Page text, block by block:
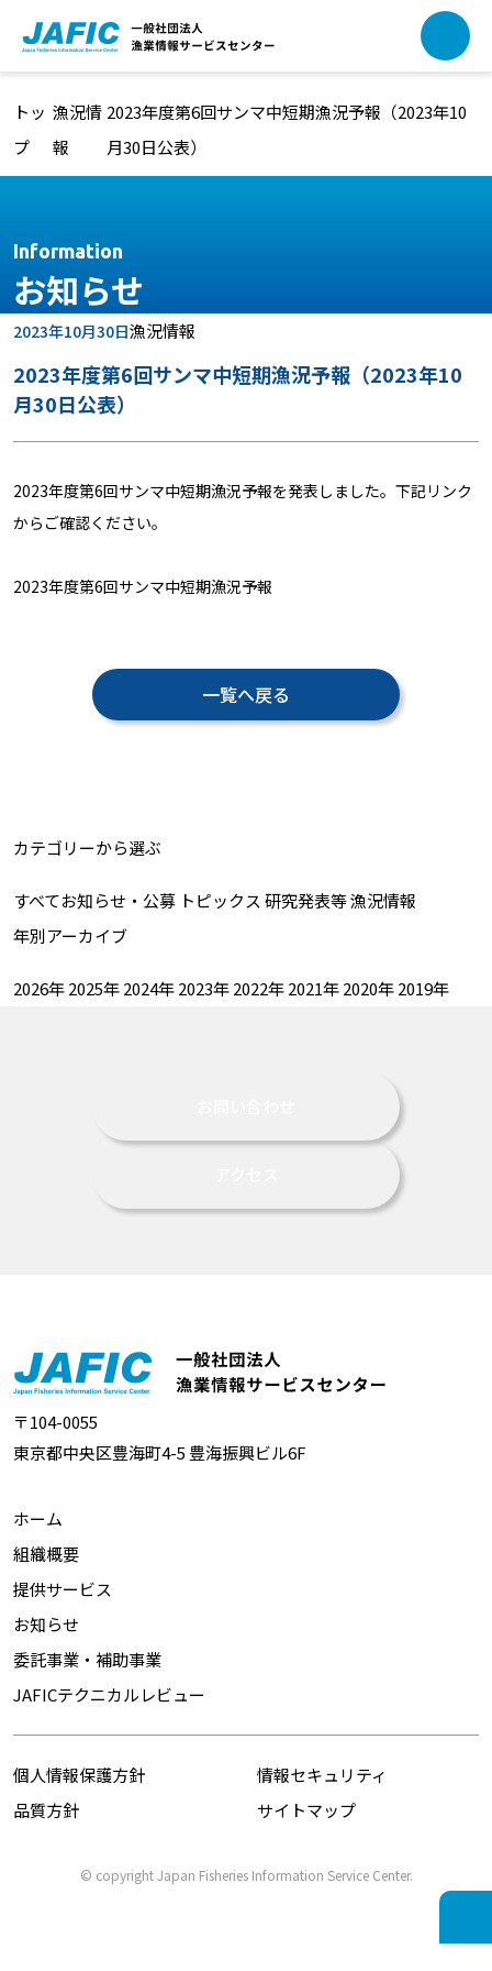
トッ
プ
漁況情
報
2023年度第6回サンマ中短期漁況予報（2023年10
月30日公表）
お知らせ
Information
2023年10月30日漁況情報
2023年度第6回サンマ中短期漁況予報（2023年10
月30日公表）
2023年度第6回サンマ中短期漁況予報を発表しました。下記リンク
からご確認ください。
2023年度第6回サンマ中短期漁況予報
一覧へ戻る
カテゴリーから選ぶ
すべてお知らせ・公募 トピックス 研究発表等漁況情報
年別アーカイブ
2026年2025年2024年2023年2022年2021年2020年2019年
〒104-0055
東京都中央区豊海町4-5 豊海振興ビル6F
ホーム
組織概要
提供サービス
お知らせ
委託事業・補助事業
JAFICテクニカルレビュー
個人情報保護方針
情報セキュリティ
品質方針
サイトマップ
© copyright Japan Fisheries Information Service Center.